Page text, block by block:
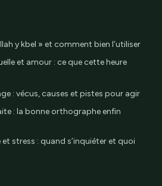
y kbel » et comment bien l’utiliser
et amour : ce que cette heure
: vécus, causes et pistes pour agir
: la bonne orthographe enfin
stress : quand s’inquiéter et quoi